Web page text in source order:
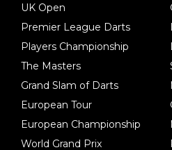
UK Open
Premier League Darts
Players Championship
The Masters
Grand Slam of Darts
European Tour
European Championship
World Grand Prix